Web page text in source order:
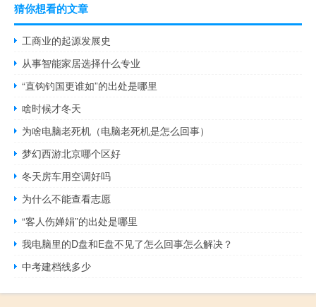
猜你想看的文章
工商业的起源发展史
从事智能家居选择什么专业
“直钩钓国更谁如”的出处是哪里
啥时候才冬天
为啥电脑老死机（电脑老死机是怎么回事）
梦幻西游北京哪个区好
冬天房车用空调好吗
为什么不能查看志愿
“客人伤婵娟”的出处是哪里
我电脑里的D盘和E盘不见了怎么回事怎么解决？
中考建档线多少